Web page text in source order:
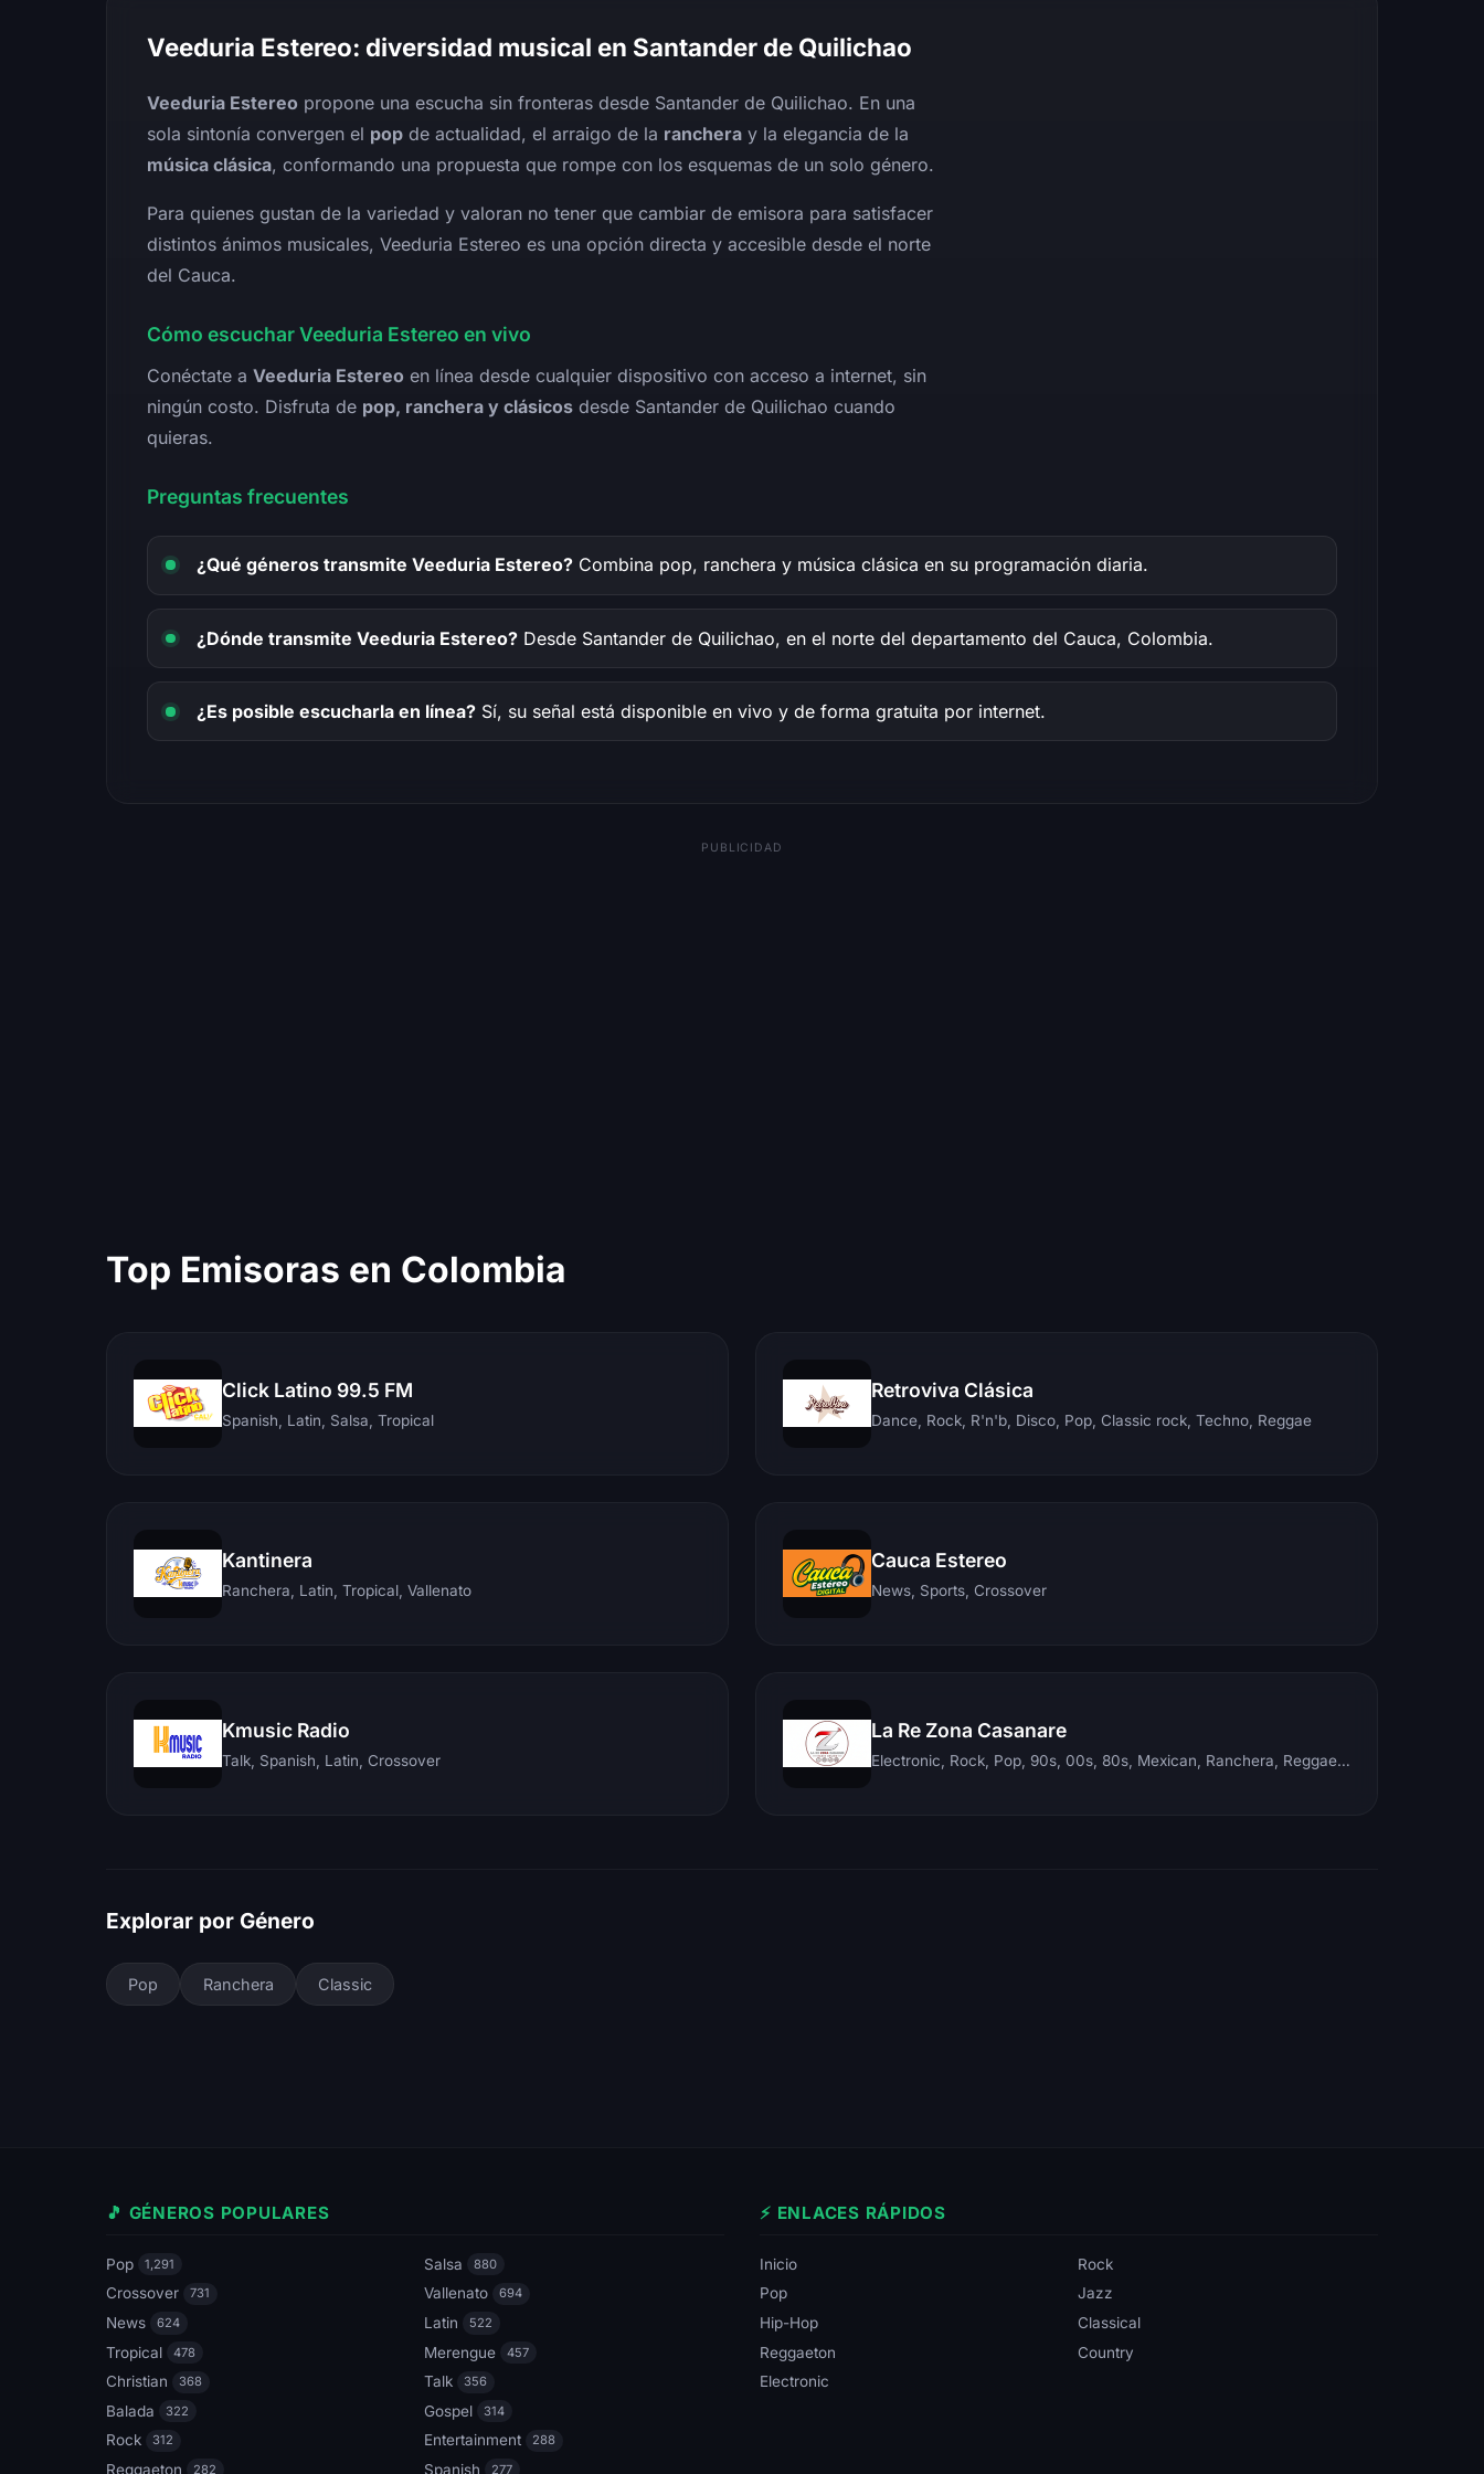
Veeduria Estereo: diversidad musical en Santander de Quilichao
Veeduria Estereo propone una escucha sin fronteras desde Santander de Quilichao. En una
sola sintonía convergen el pop de actualidad, el arraigo de la ranchera y la elegancia de la
música clásica, conformando una propuesta que rompe con los esquemas de un solo género.
Para quienes gustan de la variedad y valoran no tener que cambiar de emisora para satisfacer
distintos ánimos musicales, Veeduria Estereo es una opción directa y accesible desde el norte
del Cauca.
Cómo escuchar Veeduria Estereo en vivo
Conéctate a Veeduria Estereo en línea desde cualquier dispositivo con acceso a internet, sin
ningún costo. Disfruta de pop, ranchera y clásicos desde Santander de Quilichao cuando
quieras.
Preguntas frecuentes
¿Qué géneros transmite Veeduria Estereo? Combina pop, ranchera y música clásica en su programación diaria.
¿Dónde transmite Veeduria Estereo? Desde Santander de Quilichao, en el norte del departamento del Cauca, Colombia.
¿Es posible escucharla en línea? Sí, su señal está disponible en vivo y de forma gratuita por internet.
PUBLICIDAD
Top Emisoras en Colombia
Click Latino 99.5 FM
Spanish, Latin, Salsa, Tropical
Retroviva Clásica
Dance, Rock, R'n'b, Disco, Pop, Classic rock, Techno, Reggae
Kantinera
Ranchera, Latin, Tropical, Vallenato
Cauca Estereo
News, Sports, Crossover
Kmusic Radio
Talk, Spanish, Latin, Crossover
La Re Zona Casanare
Electronic, Rock, Pop, 90s, 00s, 80s, Mexican, Ranchera, Reggaeton, Instrumental, Salsa, Merengue, Tropical, Romantic, Vallenato, Llanera
Explorar por Género
Pop Ranchera Classic
🎵 GÉNEROS POPULARES
Pop 1,291 Salsa 880
Crossover 731 Vallenato 694
News 624 Latin 522
Tropical 478 Merengue 457
Christian 368 Talk 356
Balada 322 Gospel 314
Rock 312 Entertainment 288
Reggaeton 282 Spanish 277
⚡ ENLACES RÁPIDOS
Inicio
Rock
Pop
Jazz
Hip-Hop
Classical
Reggaeton
Country
Electronic